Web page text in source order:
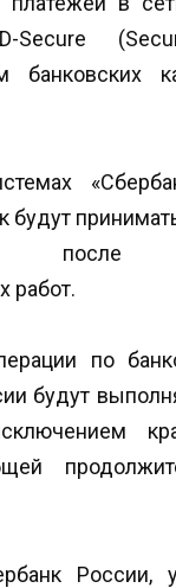
Secure
банковских
будут
после
работ.
по
будут
России,